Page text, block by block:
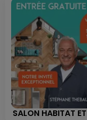
SALON HABITAT